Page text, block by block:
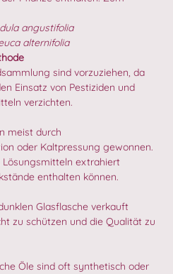
angustifolia
alternifolia
sind vorzuziehen, da
Einsatz von Pestiziden und
verzichten.
meist durch
oder Kaltpressung gewonnen.
extrahiert
enthalten können.
Glasflasche verkauft
zu schützen und die Qualität zu
Öle sind oft synthetisch oder